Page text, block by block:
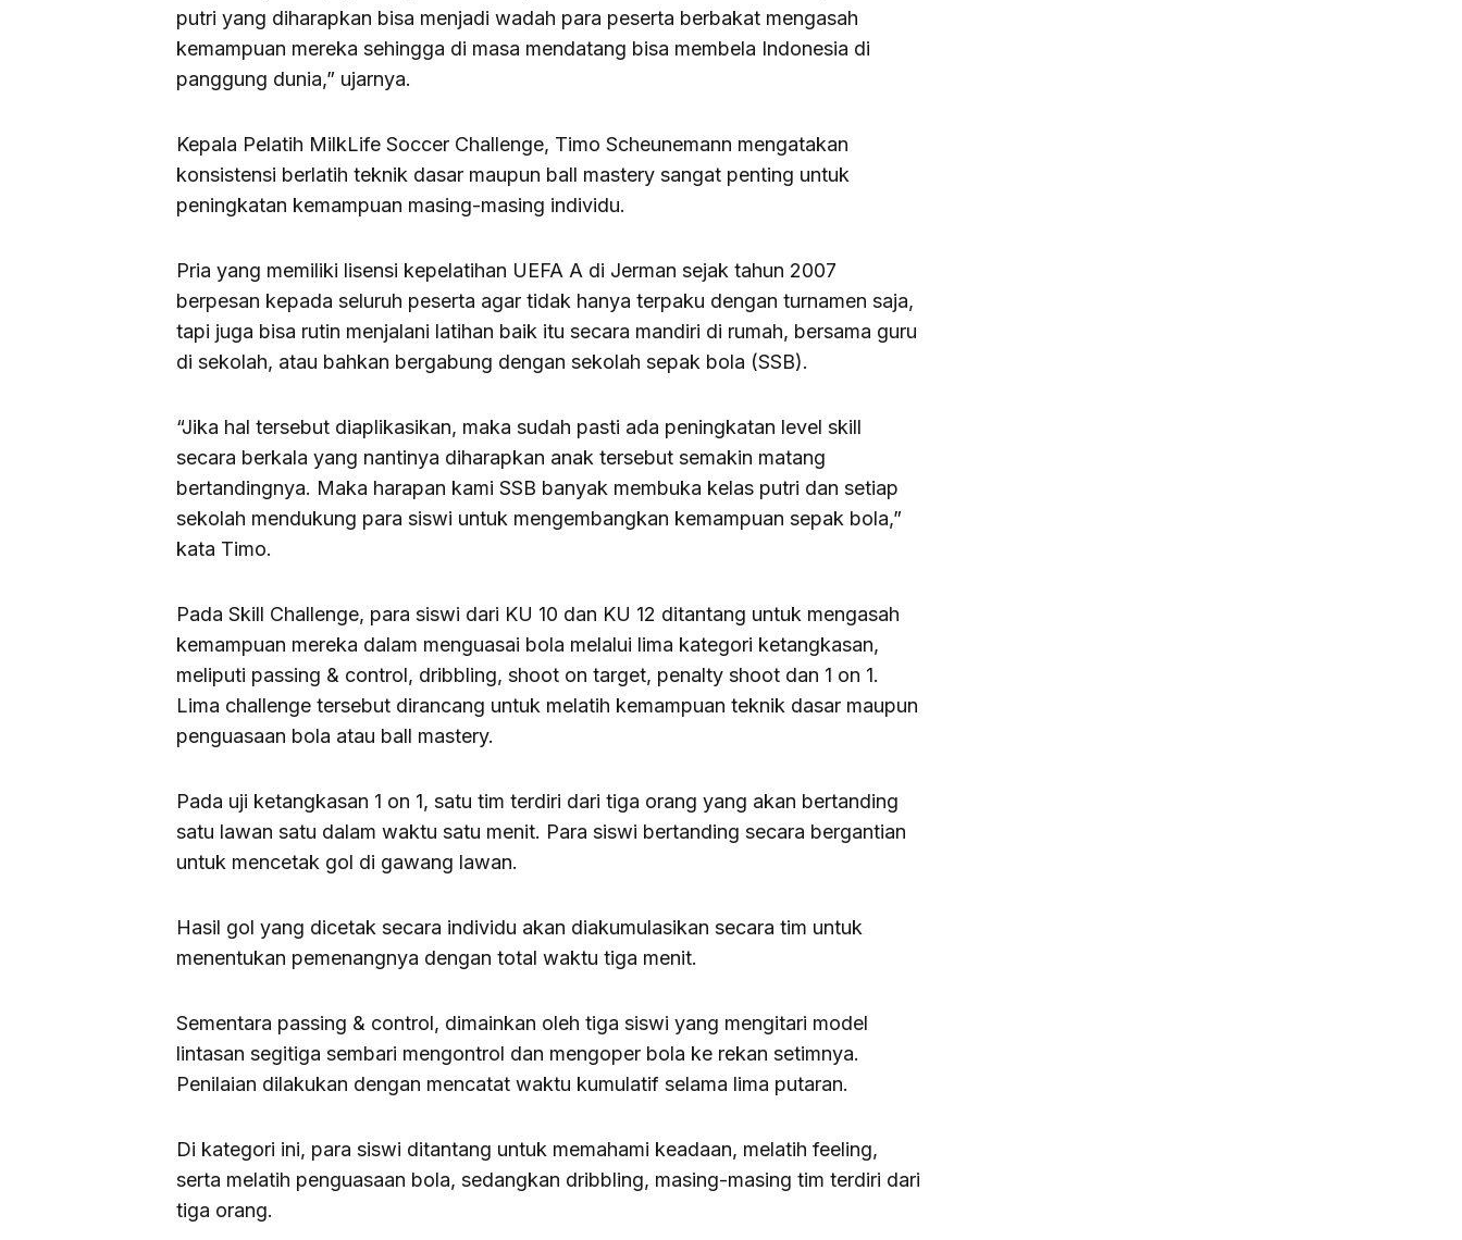
putri yang diharapkan bisa menjadi wadah para peserta berbakat mengasah
kemampuan mereka sehingga di masa mendatang bisa membela Indonesia di
panggung dunia,” ujarnya.
Kepala Pelatih MilkLife Soccer Challenge, Timo Scheunemann mengatakan
konsistensi berlatih teknik dasar maupun ball mastery sangat penting untuk
peningkatan kemampuan masing-masing individu.
Pria yang memiliki lisensi kepelatihan UEFA A di Jerman sejak tahun 2007
berpesan kepada seluruh peserta agar tidak hanya terpaku dengan turnamen saja,
tapi juga bisa rutin menjalani latihan baik itu secara mandiri di rumah, bersama guru
di sekolah, atau bahkan bergabung dengan sekolah sepak bola (SSB).
“Jika hal tersebut diaplikasikan, maka sudah pasti ada peningkatan level skill
secara berkala yang nantinya diharapkan anak tersebut semakin matang
bertandingnya. Maka harapan kami SSB banyak membuka kelas putri dan setiap
sekolah mendukung para siswi untuk mengembangkan kemampuan sepak bola,”
kata Timo.
Pada Skill Challenge, para siswi dari KU 10 dan KU 12 ditantang untuk mengasah
kemampuan mereka dalam menguasai bola melalui lima kategori ketangkasan,
meliputi passing & control, dribbling, shoot on target, penalty shoot dan 1 on 1.
Lima challenge tersebut dirancang untuk melatih kemampuan teknik dasar maupun
penguasaan bola atau ball mastery.
Pada uji ketangkasan 1 on 1, satu tim terdiri dari tiga orang yang akan bertanding
satu lawan satu dalam waktu satu menit. Para siswi bertanding secara bergantian
untuk mencetak gol di gawang lawan.
Hasil gol yang dicetak secara individu akan diakumulasikan secara tim untuk
menentukan pemenangnya dengan total waktu tiga menit.
Sementara passing & control, dimainkan oleh tiga siswi yang mengitari model
lintasan segitiga sembari mengontrol dan mengoper bola ke rekan setimnya.
Penilaian dilakukan dengan mencatat waktu kumulatif selama lima putaran.
Di kategori ini, para siswi ditantang untuk memahami keadaan, melatih feeling,
serta melatih penguasaan bola, sedangkan dribbling, masing-masing tim terdiri dari
tiga orang.